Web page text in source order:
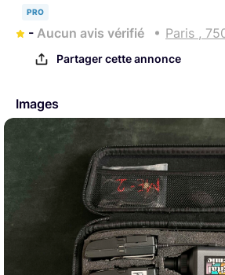
PRO
- Aucun avis vérifié Paris ,
Partager cette annonce
Images